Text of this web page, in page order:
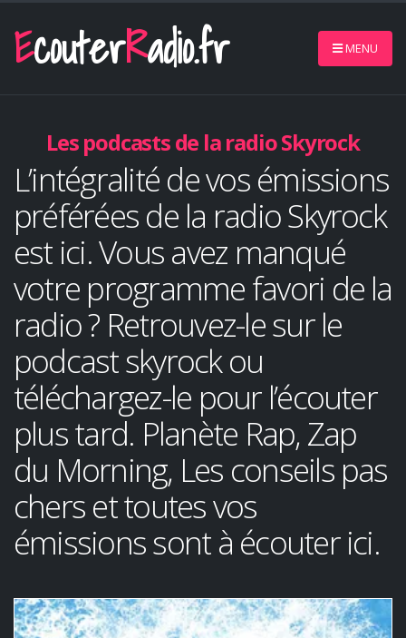
EcouterRadio.fr MENU
Les podcasts de la radio Skyrock
L’intégralité de vos émissions
préférées de la radio Skyrock
est ici. Vous avez manqué
votre programme favori de la
radio ? Retrouvez-le sur le
podcast skyrock ou
téléchargez-le pour l’écouter
plus tard. Planète Rap, Zap
du Morning, Les conseils pas
chers et toutes vos
émissions sont à écouter ici.